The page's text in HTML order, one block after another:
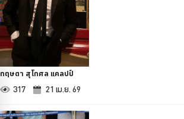
กฤษดา สุโกศล แคลปป์
317 21 เม.ย. 69